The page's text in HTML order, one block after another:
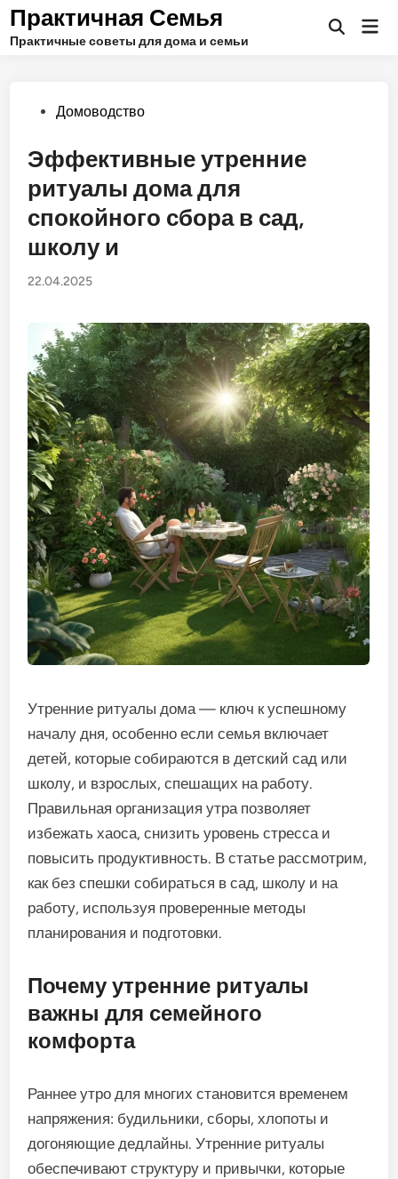
Перейти
содержимому
Практичная Семья
Практичные советы для дома и семьи
Открыть
Опубликовано
Домоводство
Эффективные утренние
ритуалы дома для
спокойного сбора в сад,
школу и
22.04.2025
Утренние ритуалы дома — ключ к успешному
началу дня, особенно если семья включает
детей, которые собираются в детский сад или
школу, и взрослых, спешащих на работу.
Правильная организация утра позволяет
избежать хаоса, снизить уровень стресса и
повысить продуктивность. В статье рассмотрим,
как без спешки собираться в сад, школу и на
работу, используя проверенные методы
планирования и подготовки.
Почему утренние ритуалы
важны для семейного
комфорта
Раннее утро для многих становится временем
напряжения: будильники, сборы, хлопоты и
догоняющие дедлайны. Утренние ритуалы
обеспечивают структуру и привычки, которые